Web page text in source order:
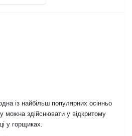
із найбільш популярних осінньо
можна здійснювати у відкритому
у горщиках.